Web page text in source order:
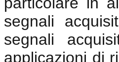
segnali
segnali
applicazioni di